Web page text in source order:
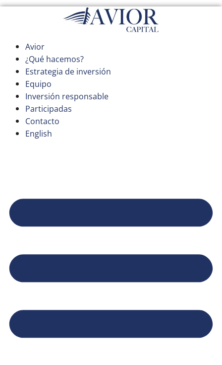
Saltar
Avior
¿Qué hacemos?
Estrategia de inversión
Equipo
Inversión responsable
Participadas
Contacto
English